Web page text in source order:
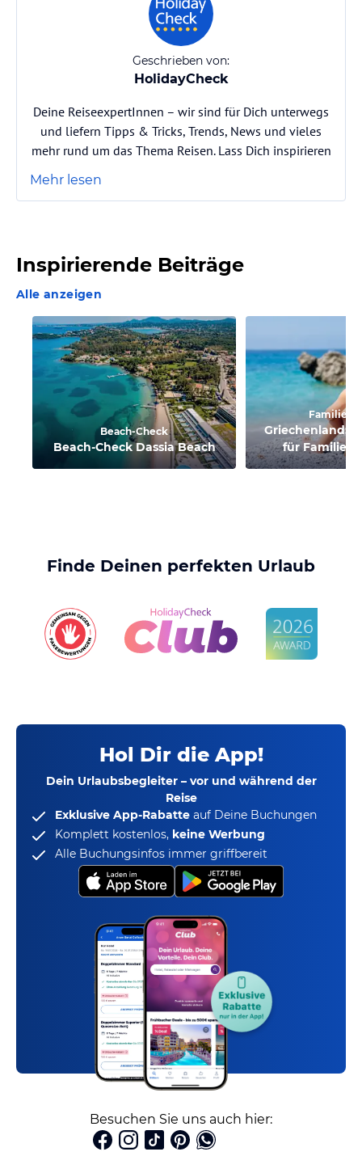
Geschrieben von:
HolidayCheck
Deine ReiseexpertInnen – wir sind für Dich unterwegs
und liefern Tipps & Tricks, Trends, News und vieles
mehr rund um das Thema Reisen. Lass Dich inspirieren
Mehr lesen
Inspirierende Beiträge
Alle anzeigen
Beach-Check
Beach-Check Dassia Beach
Griechenland:
für Familien
Finde Deinen perfekten Urlaub
Hol Dir die App!
Dein Urlaubsbegleiter – vor und während der
Reise
Exklusive App-Rabatte auf Deine Buchungen
Komplett kostenlos, keine Werbung
Alle Buchungsinfos immer griffbereit
Besuchen Sie uns auch hier: